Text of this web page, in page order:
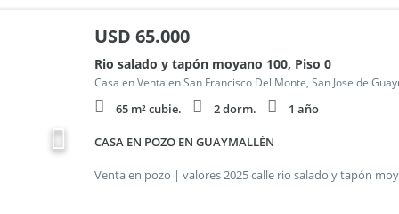
USD 65.000
Rio salado y tapón moyano 100, Piso 0
Casa en Venta en San Francisco Del Monte, San Jose de
65 m² cubie. 2 dorm. 1 año
CASA EN POZO EN GUAYMALLÉN